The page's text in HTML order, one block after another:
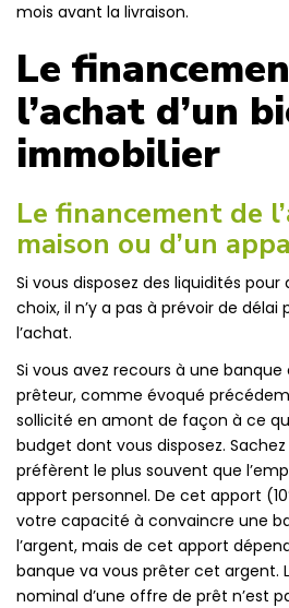
mois avant la livraison.
Le
l’achat d’un
immobilier
Le financement de
maison ou d’un
Si vous disposez des liquidités
choix, il n’y a pas à prévoir de
l’achat.
Si vous avez recours à une
prêteur, comme évoqué
sollicité en amont de façon à ce
budget dont vous disposez.
préfèrent le plus souvent que
apport personnel. De cet apport
votre capacité à convaincre une
l’argent, mais de cet apport
banque va vous prêter cet argent.
nominal d’une offre de prêt n’est